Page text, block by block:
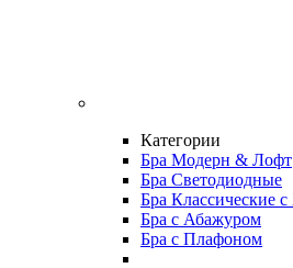
Категории
Бра Модерн & Лофт
Бра Светодиодные
Бра Классические
Бра с Абажуром
Бра с Плафоном